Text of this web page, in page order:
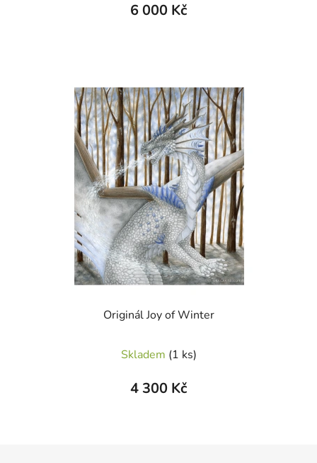
6 000 Kč
Originál Joy of Winter
Skladem (1 ks)
4 300 Kč